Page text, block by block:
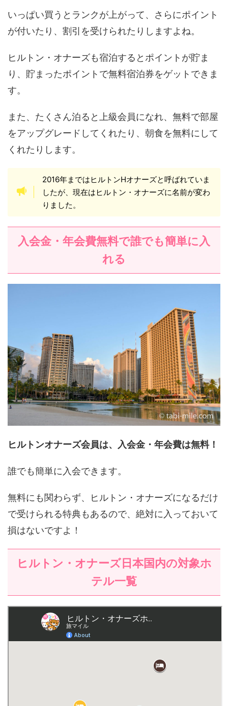
いっぱい買うとランクが上がって、さらにポイント
が付いたり、割引を受けられたりしますよね。
ヒルトン・オナーズも宿泊するとポイントが貯ま
り、貯まったポイントで無料宿泊券をゲットできま
す。
また、たくさん泊ると上級会員になれ、無料で部屋
をアップグレードしてくれたり、朝食を無料にして
くれたりします。
2016年まではヒルトンHオナーズと呼ばれていま
したが、現在はヒルトン・オナーズに名前が変わ
りました。
入会金・年会費無料で誰でも簡単に入
れる
ヒルトンオナーズ会員は、入会金・年会費は無料！
誰でも簡単に入会できます。
無料にも関わらず、ヒルトン・オナーズになるだけ
で受けられる特典もあるので、絶対に入っておいて
損はないですよ！
ヒルトン・オナーズ日本国内の対象ホ
テル一覧